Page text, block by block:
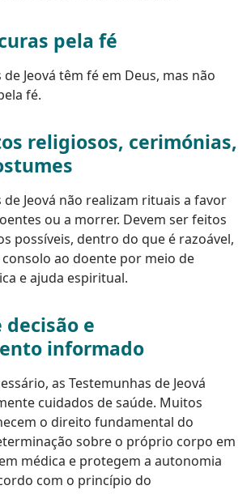
pela fé
Jeová têm fé em Deus, mas não
fé.
religiosos, cerimónias,
de Jeová não realizam rituais a favor
ou a morrer. Devem ser feitos
possíveis, dentro do que é razoável,
ao doente por meio de
e ajuda espiritual.
decisão e
informado
as Testemunhas de Jeová
cuidados de saúde. Muitos
o direito fundamental do
sobre o próprio corpo em
médica e protegem a autonomia
com o princípio do